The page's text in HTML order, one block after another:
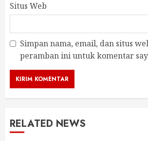
Situs Web
Simpan nama, email, dan situs
peramban ini untuk komentar
RELATED NEWS